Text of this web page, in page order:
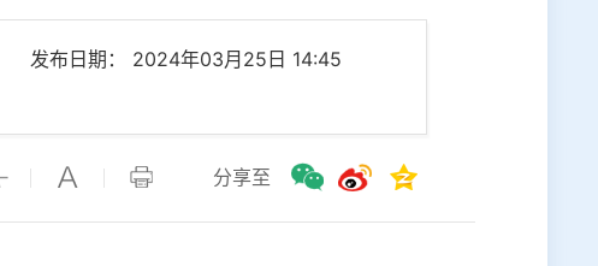
发布日期： 2024年03月25日 14:45
分享至